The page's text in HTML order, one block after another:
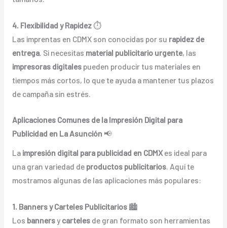
4. Flexibilidad y Rapidez⏱️
Las imprentas en CDMX son conocidas por su rapidez de
entrega. Si necesitas material publicitario urgente, las
impresoras digitalespueden producir tus materiales en
tiempos más cortos, lo que te ayuda a mantener tus plazos
de campaña sin estrés.
Aplicaciones Comunes de la Impresión Digital para
Publicidad en La Asunción 📢
La impresión digital para publicidad en CDMXes ideal para
una gran variedad de productos publicitarios. Aquí te
mostramos algunas de las aplicaciones más populares:
1. Banners y Carteles Publicitarios🏙️
Los bannersy cartelesde gran formato son herramientas